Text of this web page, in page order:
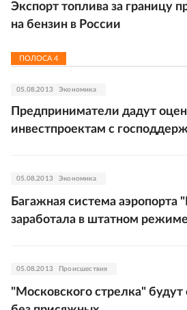
Экспорт топлива за границу
на бензин в России
ПОЛОСА 4
05.08.2013 Экономика
Предприниматели дадут
инвестпроектам с
05.08.2013 Экономика
Багажная система
заработала в штатном режиме
05.08.2013 Происшествия
"Московского стрелка" будут